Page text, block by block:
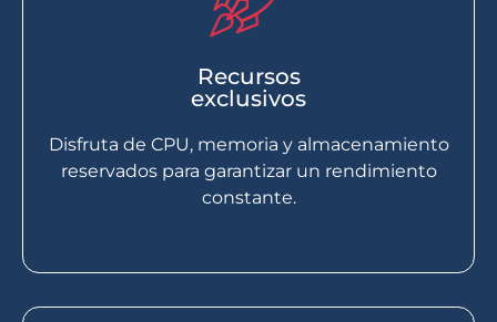
Recursos
exclusivos
Disfruta de CPU, memoria y almacenamiento
reservados para garantizar un rendimiento
constante.